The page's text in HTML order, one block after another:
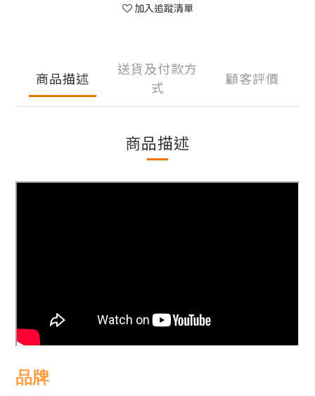
加入追蹤清單
商品描述
送貨及付款方
式
顧客評價
商品描述
品牌